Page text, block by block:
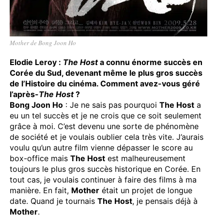
Mother de Bong Joon Ho
Elodie Leroy : The Hosta connu énorme succès en
Corée du Sud, devenant même le plus gros succès
de l’Histoire du cinéma. Comment avez-vous géré
l’après-The Host?
Bong Joon Ho : Je ne sais pas pourquoi The Host a
eu un tel succès et je ne crois que ce soit seulement
grâce à moi. C’est devenu une sorte de phénomène
de société et je voulais oublier cela très vite. J’aurais
voulu qu’un autre film vienne dépasser le score au
box-office mais The Host est malheureusement
toujours le plus gros succès historique en Corée. En
tout cas, je voulais continuer à faire des films à ma
manière. En fait, Mother était un projet de longue
date. Quand je tournais The Host, je pensais déjà à
Mother.